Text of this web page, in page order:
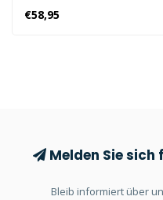
zweiten Stufe G250 ist in
den neuen Spools zu
€58,95
Melden Sie
Bleib informiert über